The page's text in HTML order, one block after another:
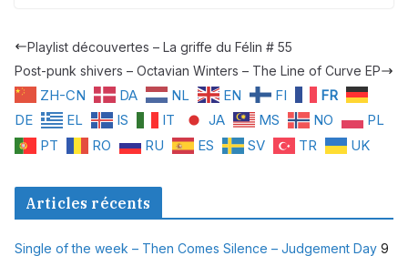
Playlist découvertes – La griffe du Félin # 55
Post-punk shivers – Octavian Winters – The Line of Curve EP
ZH-CN DA NL EN FI
FR
DE
EL IS IT JA MS NO
PL
PT
RO RU ES SV TR UK
Articles récents
Single of the week – Then Comes Silence – Judgement Day 9